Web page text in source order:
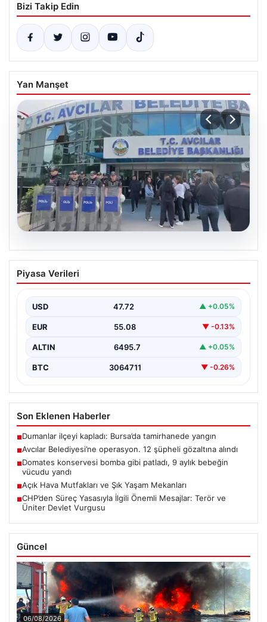
Bizi Takip Edin
Yan Manşet
Avcılar Belediyesi’ne operasyon. 12
şüpheli gözaltına alındı
Piyasa Verileri
USD 47.72 ▲ +0.05%
EUR 55.08 ▼ -0.13%
ALTIN 6495.7 ▲ +0.05%
BTC 3064711 ▼ -0.26%
Son Eklenen Haberler
■Dumanlar ilçeyi kapladı: Bursa’da tamirhanede yangın
■Avcılar Belediyesi’ne operasyon. 12 şüpheli gözaltına alındı
■Domates konservesi bomba gibi patladı, 9 aylık bebeğin
vücudu yandı
■Açık Hava Mutfakları ve Şık Yaşam Mekanları
■CHP’den Süreç Yasasıyla İlgili Önemli Mesajlar: Terör ve
Üniter Devlet Vurgusu
Güncel
06/08/2026